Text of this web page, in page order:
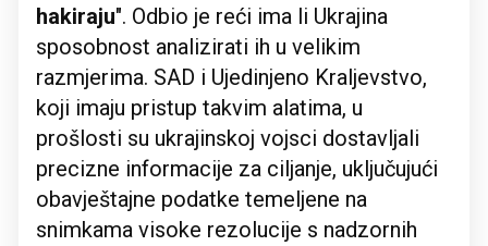
hakiraju". Odbio je reći ima li Ukrajina
sposobnost analizirati ih u velikim
razmjerima. SAD i Ujedinjeno Kraljevstvo,
koji imaju pristup takvim alatima, u
prošlosti su ukrajinskoj vojsci dostavljali
precizne informacije za ciljanje, uključujući
obavještajne podatke temeljene na
snimkama visoke rezolucije s nadzornih